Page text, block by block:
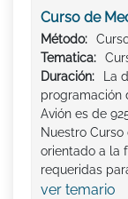
Curso de
Método:
Tematica:
Duración:
La
programación
Avión es de
Nuestro
orientado a la
requeridas
ver temario